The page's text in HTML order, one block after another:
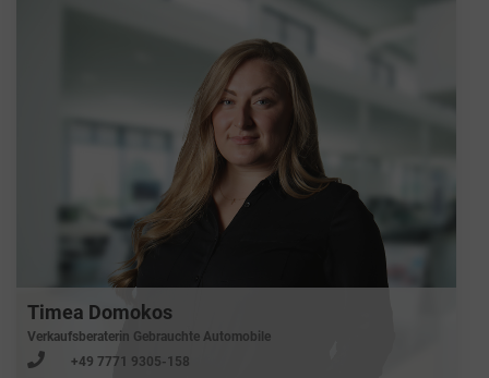
Timea Domokos
Verkaufsberaterin Gebrauchte Automobile
+49 7771 9305-158